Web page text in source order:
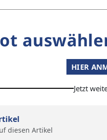
HIER
Jetzt
diesen Artikel